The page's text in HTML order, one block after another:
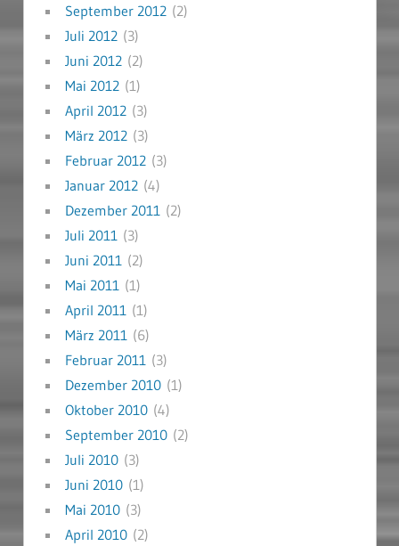
September 2012(2)
Juli 2012(3)
Juni 2012(2)
Mai 2012(1)
April 2012(3)
März 2012(3)
Februar 2012(3)
Januar 2012(4)
Dezember 2011(2)
Juli 2011(3)
Juni 2011(2)
Mai 2011(1)
April 2011(1)
März 2011(6)
Februar 2011(3)
Dezember 2010(1)
Oktober 2010(4)
September 2010(2)
Juli 2010(3)
Juni 2010(1)
Mai 2010(3)
April 2010(2)